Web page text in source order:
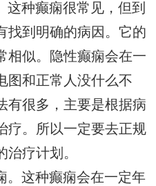
这种癫痫很常见，但到
找到明确的病因。它的
相似。隐性癫痫会在一
图和正常人没什么不
有很多，主要是根据病
疗。所以一定要去正规
治疗计划。
。这种癫痫会在一定年